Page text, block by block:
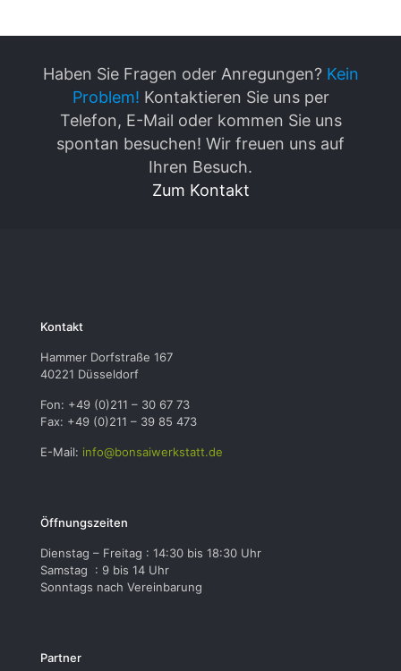
Haben Sie Fragen oder Anregungen? Kein
Problem! Kontaktieren Sie uns per
Telefon, E-Mail oder kommen Sie uns
spontan besuchen! Wir freuen uns auf
Ihren Besuch.
Zum Kontakt
Kontakt
Hammer Dorfstraße 167
40221 Düsseldorf
Fon: +49 (0)211 – 30 67 73
Fax: +49 (0)211 – 39 85 473
E-Mail: info@bonsaiwerkstatt.de
Öffnungszeiten
Dienstag – Freitag : 14:30 bis 18:30 Uhr
Samstag : 9 bis 14 Uhr
Sonntags nach Vereinbarung
Partner